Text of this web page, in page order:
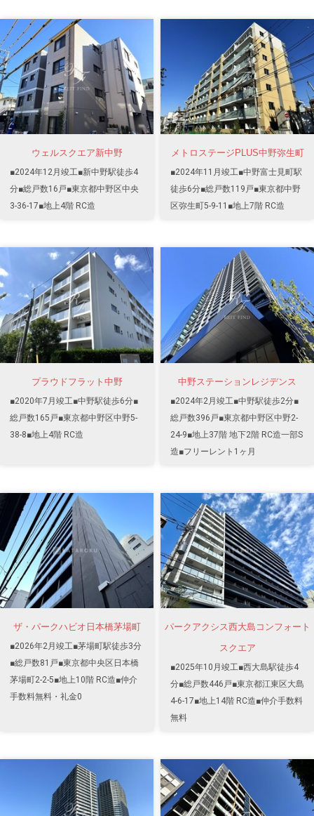
ウェルスクエア新中野
■2024年12月竣工■新中野駅徒歩4
分■総戸数16戸■東京都中野区中央
3-36-17■地上4階 RC造
メトロステージPLUS中野弥生町
■2024年11月竣工■中野富士見町駅
徒歩6分■総戸数119戸■東京都中野
区弥生町5-9-11■地上7階 RC造
プラウドフラット中野
■2020年7月竣工■中野駅徒歩6分■
総戸数165戸■東京都中野区中野5-
38-8■地上4階 RC造
中野ステーションレジデンス
■2024年2月竣工■中野駅徒歩2分■
総戸数396戸■東京都中野区中野2-
24-9■地上37階 地下2階 RC造一部S
造■フリーレント1ヶ月
ザ・パークハビオ日本橋茅場町
■2026年2月竣工■茅場町駅徒歩3分
■総戸数81戸■東京都中央区日本橋
茅場町2-2-5■地上10階 RC造■仲介
手数料無料・礼金0
パークアクシス西大島コンフォート
スクエア
■2025年10月竣工■西大島駅徒歩4
分■総戸数446戸■東京都江東区大島
4-6-17■地上14階 RC造■仲介手数料
無料